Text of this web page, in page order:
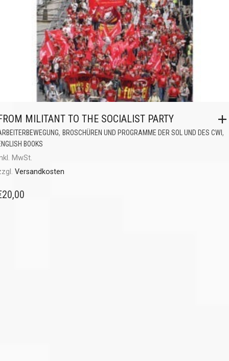
MILITANT TO THE SOCIALIST PARTY
, BROSCHÜREN UND PROGRAMME DER SOL UND DES CWI,
BOOKS
MwSt.
Versandkosten
20,00